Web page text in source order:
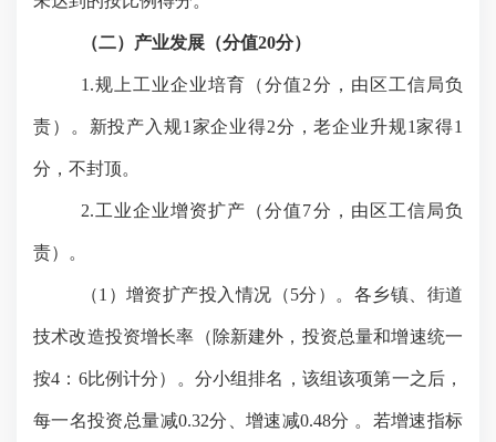
（二）产业发展（分值20分）
1.规上工 业企业培育（分值2分，由区工信局负
责）。新投产入规1家企业得2分，老企业升规1家得1
分，不封顶。
2.工业企业增资扩产（分值7分，由区工信局负
责）。
（1）增资扩产投入情况（5分）。各乡镇、街道
技术改造投资增长率（除新建外，投资总量和增速统一
按4：6比例计分）。分小组排名，该组该项第一之后，
每一名投资总量减0.32分、增速减0.48分 。若增速指标